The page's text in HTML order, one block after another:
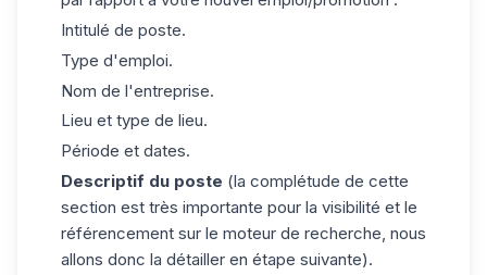
Intitulé de poste.
Type d'emploi.
Nom de l'entreprise.
Lieu et type de lieu.
Période et dates.
Descriptif du poste (la complétude de cette
section est très importante pour la visibilité et le
référencement sur le moteur de recherche, nous
allons donc la détailler en étape suivante).